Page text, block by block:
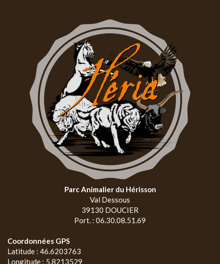
Parc Animalier du Hérisson
Val Dessous
39130 DOUCIER
Port. : 06.30.08.51.69
Coordonnées GPS
Latitude : 46.6203763
Longitude : 5.8213529